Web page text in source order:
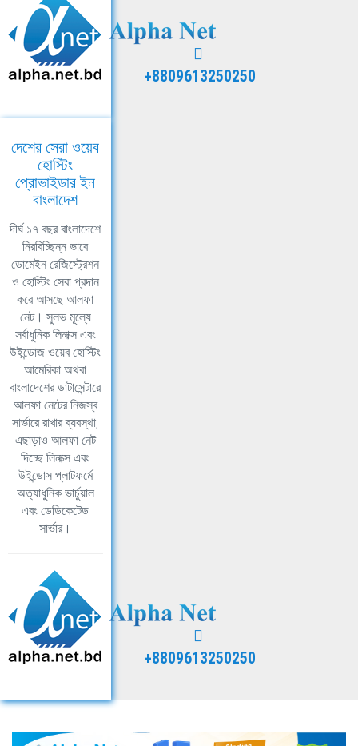
+8809613250250
দেশের সেরা ওয়েব
হোস্টিং
প্রোভাইডার ইন
বাংলাদেশ
দীর্ঘ ১৭ বছর বাংলাদেশে
নিরবিচ্ছিন্ন ভাবে
ডোমেইন রেজিস্ট্রেশন
ও হোস্টিং সেবা প্রদান
করে আসছে আলফা
নেট। সুলভ মূল্যে
সর্বাধুনিক লিনাক্স এবং
উইন্ডোজ ওয়েব হোস্টিং
আমেরিকা অথবা
বাংলাদেশের ডাটাসেন্টারে
আলফা নেটের নিজস্ব
সার্ভারে রাখার ব্যবস্থা,
এছাড়াও আলফা নেট
দিচ্ছে লিনাক্স এবং
উইন্ডোস প্লাটফর্মে
অত্যাধুনিক ভার্চুয়াল
এবং ডেডিকেটেড
সার্ভার।
+8809613250250